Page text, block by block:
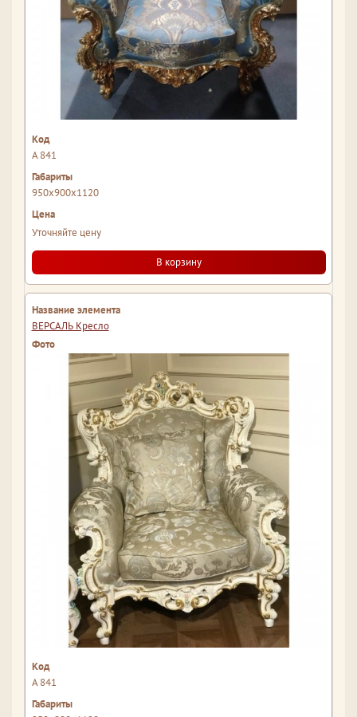
A 841
950x900x1120
Уточняйте цену
В корзину
ВЕРСАЛЬ Кресло
A 841